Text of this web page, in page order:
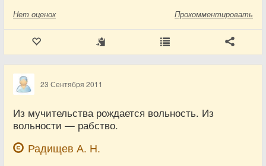
Нет оценок Прокомментировать
23 Сентября 2011
Из мучительства рождается вольность. Из
вольности — рабство.
Радищев А. Н.